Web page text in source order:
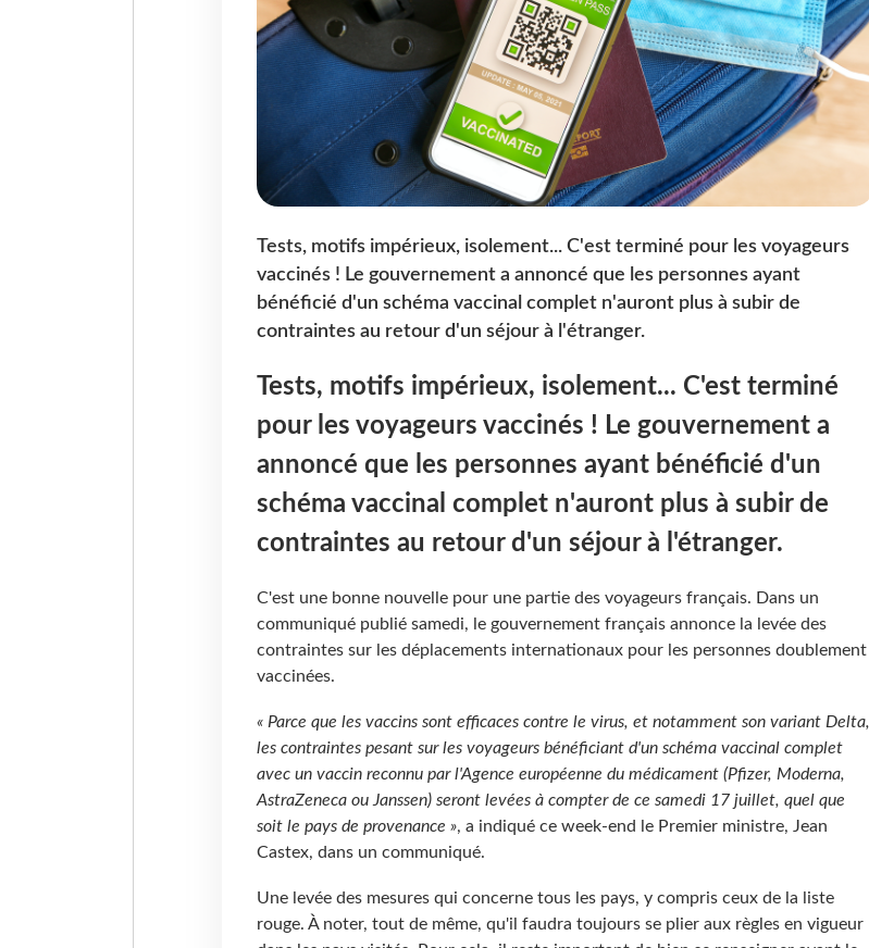
Tests, motifs impérieux, isolement... C'est terminé pour les voyageurs
vaccinés ! Le gouvernement a annoncé que les personnes ayant
bénéficié d'un schéma vaccinal complet n'auront plus à subir de
contraintes au retour d'un séjour à l'étranger.
Tests, motifs impérieux, isolement... C'est terminé
pour les voyageurs vaccinés ! Le gouvernement a
annoncé que les personnes ayant bénéficié d'un
schéma vaccinal complet n'auront plus à subir de
contraintes au retour d'un séjour à l'étranger.
C'est une bonne nouvelle pour une partie des voyageurs français. Dans un
communiqué publié samedi, le gouvernement français annonce la levée des
contraintes sur les déplacements internationaux pour les personnes doublement
vaccinées.
« Parce que les vaccins sont efficaces contre le virus, et notamment son variant Delta,
les contraintes pesant sur les voyageurs bénéficiant d'un schéma vaccinal complet
avec un vaccin reconnu par l'Agence européenne du médicament (Pfizer, Moderna,
AstraZeneca ou Janssen) seront levées à compter de ce samedi 17 juillet, quel que
soit le pays de provenance », a indiqué ce week-end le Premier ministre, Jean
Castex, dans un communiqué.
Une levée des mesures qui concerne tous les pays, y compris ceux de la liste
rouge. À noter, tout de même, qu'il faudra toujours se plier aux règles en vigueur